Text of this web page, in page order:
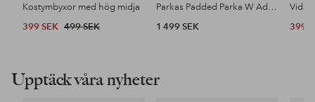
Kostymbyxor med hög midja
399 SEK 499 SEK
Parkas Padded Parka W Adjustable Waist
1 499 SEK
399
Upptäck våra nyheter